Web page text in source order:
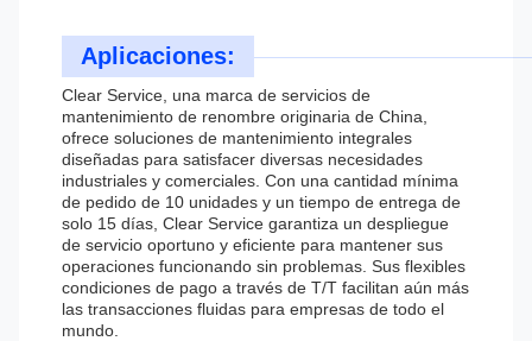
Aplicaciones:
Clear Service, una marca de servicios de
mantenimiento de renombre originaria de China,
ofrece soluciones de mantenimiento integrales
diseñadas para satisfacer diversas necesidades
industriales y comerciales. Con una cantidad mínima
de pedido de 10 unidades y un tiempo de entrega de
solo 15 días, Clear Service garantiza un despliegue
de servicio oportuno y eficiente para mantener sus
operaciones funcionando sin problemas. Sus flexibles
condiciones de pago a través de T/T facilitan aún más
las transacciones fluidas para empresas de todo el
mundo.